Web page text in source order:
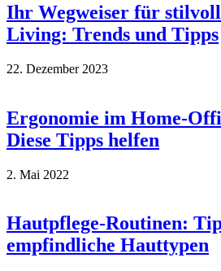
Ihr Wegweiser für
Living: Trends und Tipps
22. Dezember 2023
Ergonomie im Home-
Diese Tipps helfen
2. Mai 2022
Hautpflege-Routinen:
empfindliche Hauttypen